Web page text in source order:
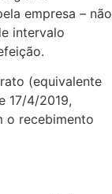
empresa – não
intervalo
(equivalente
17/4/2019,
o recebimento